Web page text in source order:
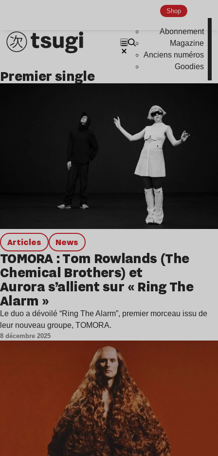
Shop
Abonnement
Magazine
Anciens numéros
Goodies
premier single
Articles news
TOMORA : Tom Rowlands (The
Chemical Brothers) et
Aurora s’allient sur « Ring The
Alarm »
Le duo a dévoilé “Ring The Alarm”, premier morceau issu de
leur nouveau groupe, TOMORA.
8 décembre 2025